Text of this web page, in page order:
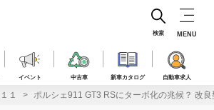
イベント 中古車 新車カタログ 自動車求人
検索 MENU
１ ポルシェ911 GT3 RSにターボ化の兆候？ 改